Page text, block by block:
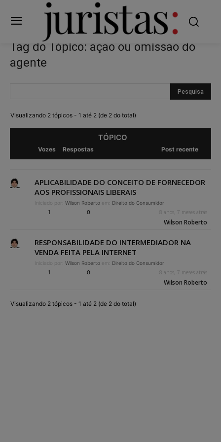
Tag do Tópico: ação ou omissão do
agente
Visualizando 2 tópicos - 1 até 2 (de 2 do total)
TÓPICO
Vozes Respostas Post recente
APLICABILIDADE DO CONCEITO DE FORNECEDOR
AOS PROFISSIONAIS LIBERAIS
Iniciado por: Wilson Roberto em: Direito do Consumidor
1 0 8 anos, 7 meses atrás
Wilson Roberto
RESPONSABILIDADE DO INTERMEDIADOR NA
VENDA FEITA PELA INTERNET
Iniciado por: Wilson Roberto em: Direito do Consumidor
1 0 8 anos, 7 meses atrás
Wilson Roberto
Visualizando 2 tópicos - 1 até 2 (de 2 do total)